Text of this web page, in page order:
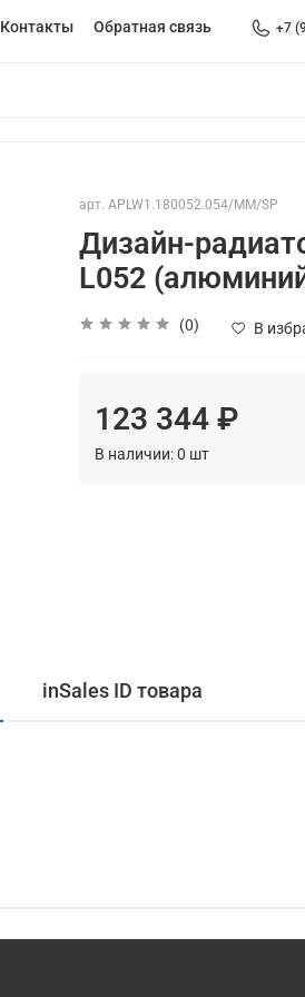
Контакты Обратная связь +7
арт. APLW1.180052.054/MM/SP
Дизайн-
L052
(0) В
123 344 ₽
В наличии:0 шт
inSales ID товара